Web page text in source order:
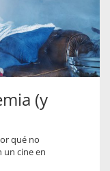
(y
qué no
un cine en